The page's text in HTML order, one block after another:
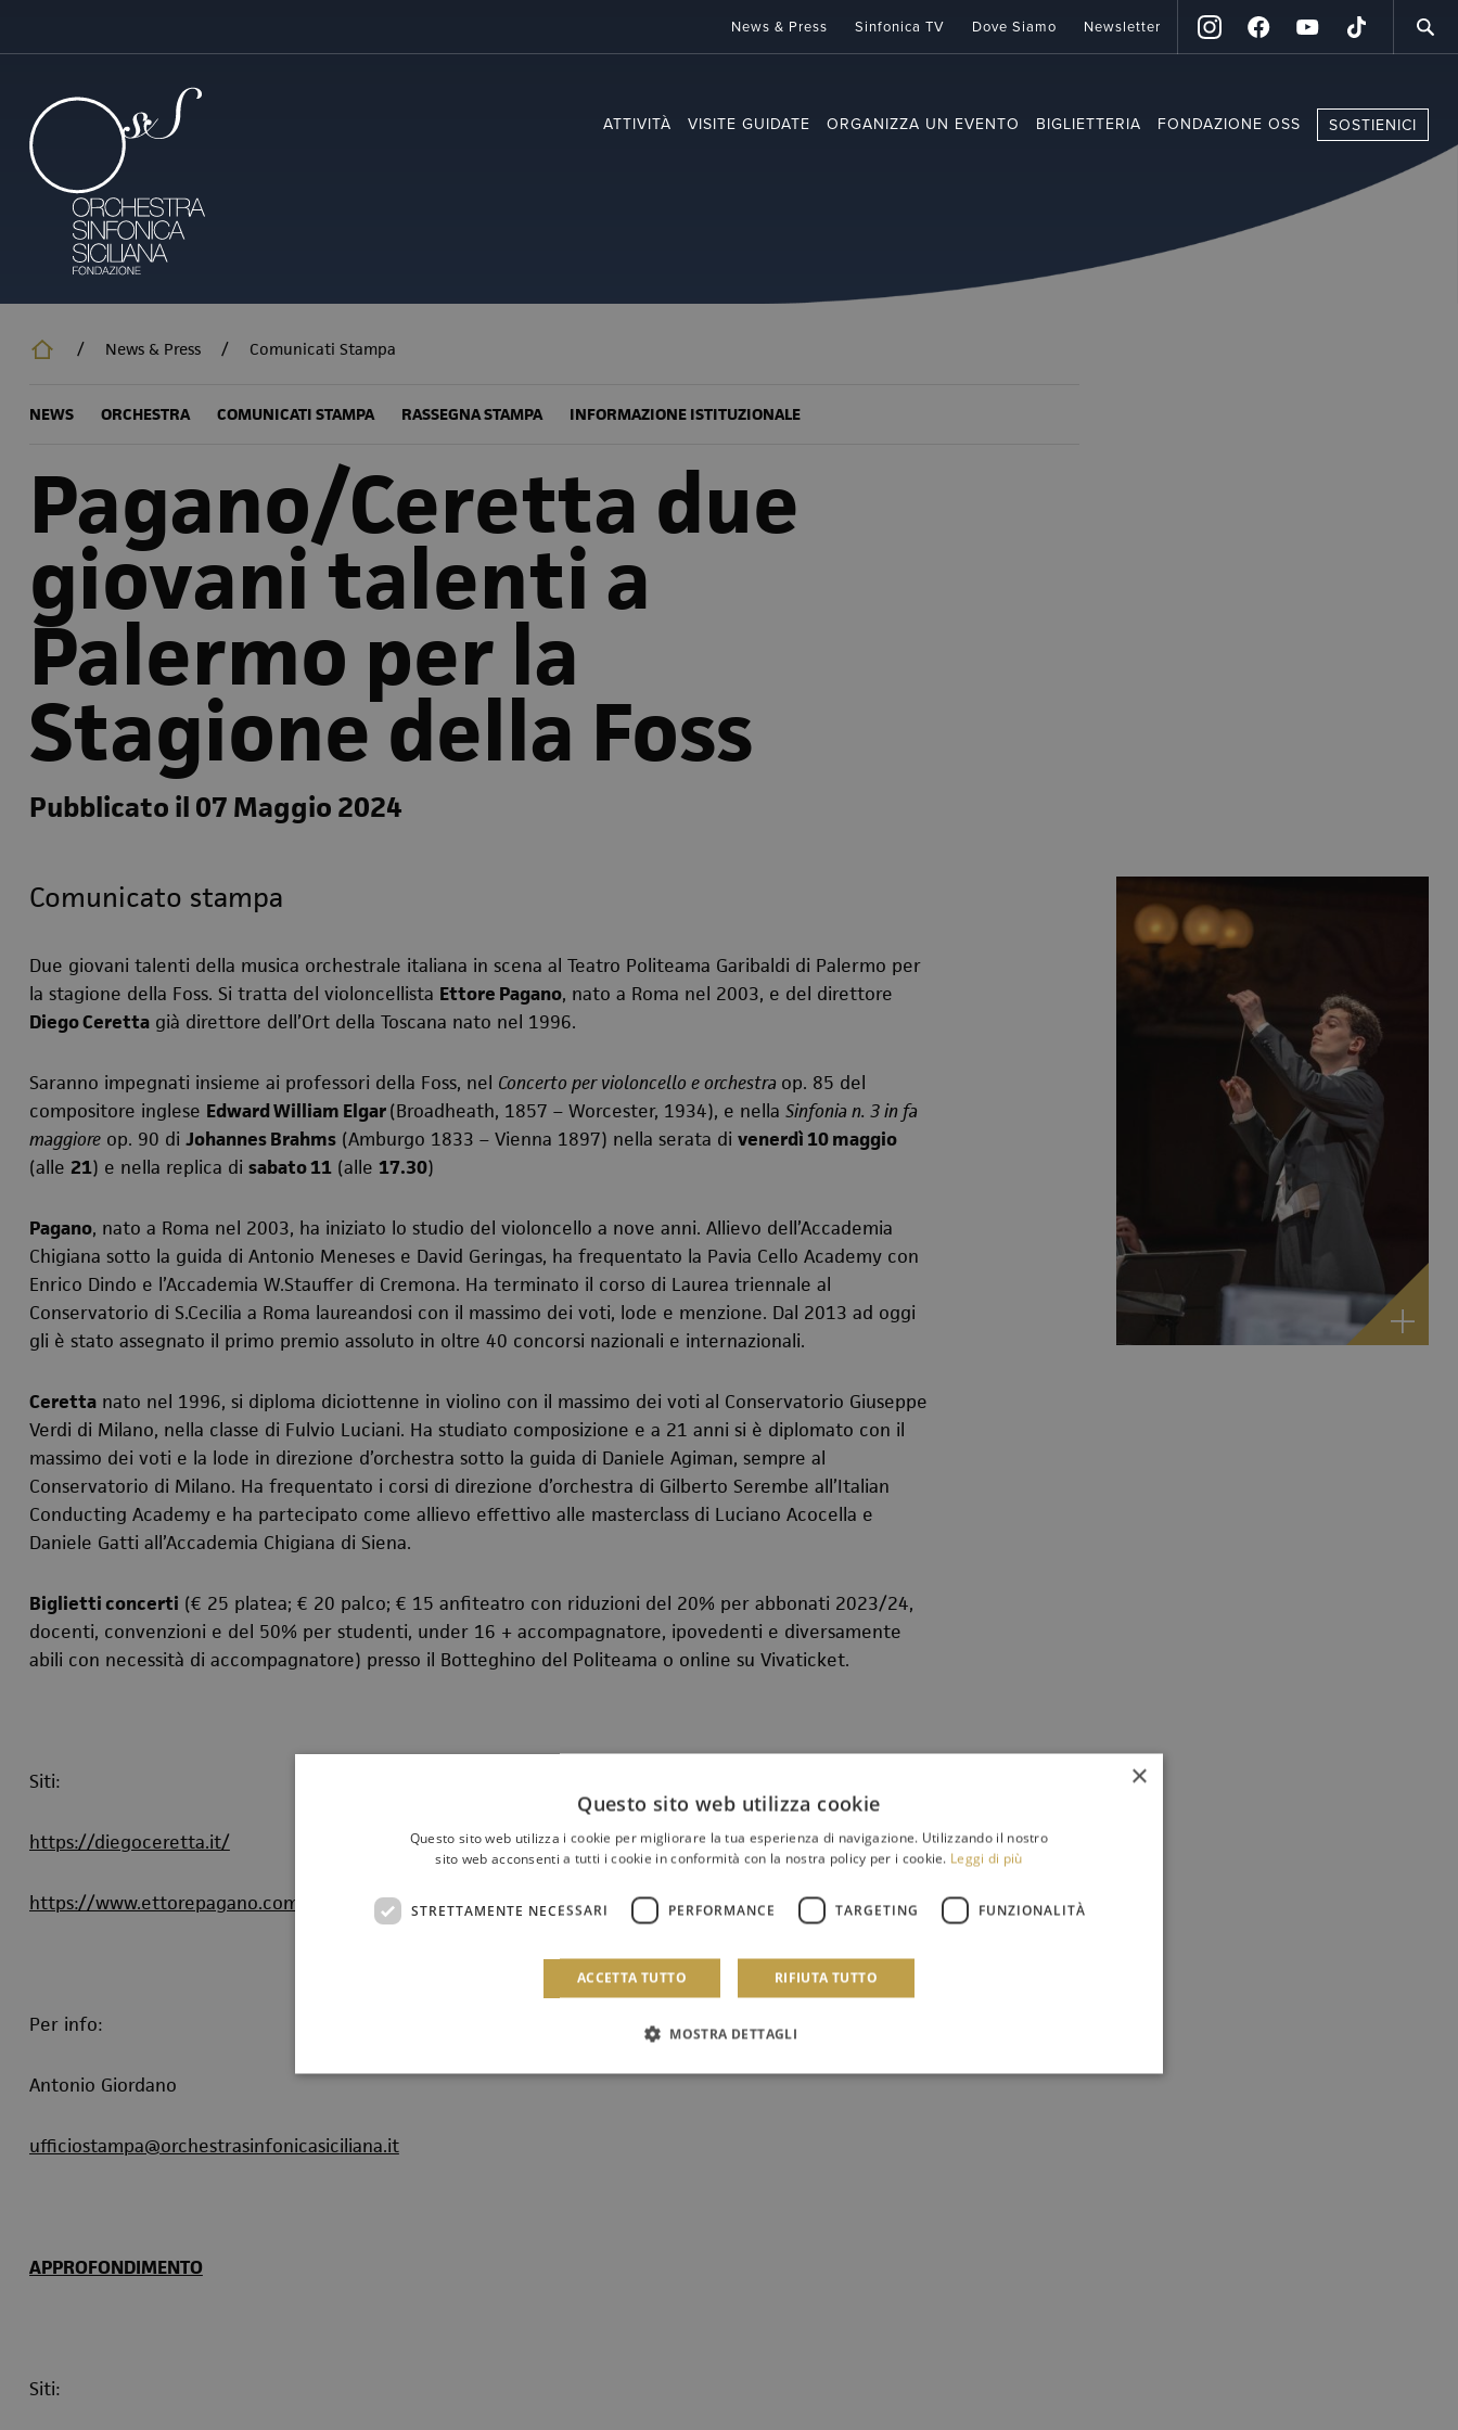
principale
ATTIVITÀ VISITE GUIDATE ORGANIZZA UN EVENTO BIGLIETTERIA FONDAZIONE OSS SOSTIENICI
News & Press Sinfonica TV Dove Siamo Newsletter
/ News & Press / Comunicati Stampa
NEWS ORCHESTRA COMUNICATI STAMPA RASSEGNA STAMPA INFORMAZIONE ISTITUZIONALE
Pagano/Ceretta due
giovani talenti a
Palermo per la
Stagione della Foss
Pubblicato il 07 Maggio 2024
Comunicato stampa
Due giovani talenti della musica orchestrale italiana in scena al Teatro Politeama Garibaldi di Palermo per
la stagione della Foss. Si tratta del violoncellista Ettore Pagano, nato a Roma nel 2003, e del direttore
Diego Cerettagià direttore dell’Ort della Toscana nato nel 1996.
Saranno impegnati insieme ai professori della Foss, nel Concerto per violoncello e orchestra op. 85 del
compositore inglese Edward William Elgar(Broadheath, 1857 – Worcester, 1934), e nella Sinfonia n. 3 in fa
maggioreop. 90 di Johannes Brahms(Amburgo 1833 – Vienna 1897) nella serata di venerdì 10 maggio
(alle 21) e nella replica di sabato 11(alle 17.30)
Pagano, nato a Roma nel 2003, ha iniziato lo studio del violoncello a nove anni. Allievo dell’Accademia
Chigiana sotto la guida di Antonio Meneses e David Geringas, ha frequentato la Pavia Cello Academy con
Enrico Dindo e l’Accademia W.Stauffer di Cremona. Ha terminato il corso di Laurea triennale al
Conservatorio di S.Cecilia a Roma laureandosi con il massimo dei voti, lode e menzione. Dal 2013 ad oggi
gli è stato assegnato il primo premio assoluto in oltre 40 concorsi nazionali e internazionali.
Cerettanato nel 1996, si diploma diciottenne in violino con il massimo dei voti al Conservatorio Giuseppe
Verdi di Milano, nella classe di Fulvio Luciani. Ha studiato composizione e a 21 anni si è diplomato con il
massimo dei voti e la lode in direzione d’orchestra sotto la guida di Daniele Agiman, sempre al
Conservatorio di Milano. Ha frequentato i corsi di direzione d’orchestra di Gilberto Serembe all’Italian
Conducting Academy e ha partecipato come allievo effettivo alle masterclass di Luciano Acocella e
Daniele Gatti all’Accademia Chigiana di Siena.
Biglietti concerti (€ 25 platea; € 20 palco; € 15 anfiteatro con riduzioni del 20% per abbonati 2023/24,
docenti, convenzioni e del 50% per studenti, under 16 + accompagnatore, ipovedenti e diversamente
abili con necessità di accompagnatore) presso il Botteghino del Politeama o online su Vivaticket.
Siti:
https://diegoceretta.it/
https://www.ettorepagano.com/
Per info:
Antonio Giordano
ufficiostampa@orchestrasinfonicasiciliana.it
APPROFONDIMENTO
Siti:
×
Questo sito web utilizza cookie
Questo sito web utilizza i cookie per migliorare la tua esperienza di navigazione. Utilizzando il nostro
sito web acconsenti a tutti i cookie in conformità con la nostra policy per i cookie. Leggi di più
STRETTAMENTE NECESSARI PERFORMANCE TARGETING FUNZIONALITÀ
ACCETTA TUTTO RIFIUTA TUTTO
MOSTRA DETTAGLI